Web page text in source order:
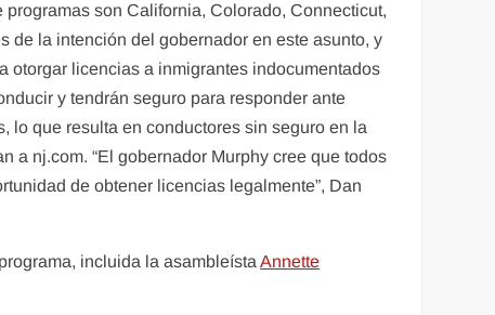
son California, Colorado, Connecticut,
de la intención del gobernador en este asunto, y
otorgar licencias a inmigrantes indocumentados
y tendrán seguro para responder ante
lo que resulta en conductores sin seguro en la
a nj.com. “El gobernador Murphy cree que todos
de obtener licencias legalmente”, Dan
incluida la asambleístaAnnette